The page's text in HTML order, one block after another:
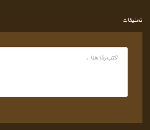
تعليقات